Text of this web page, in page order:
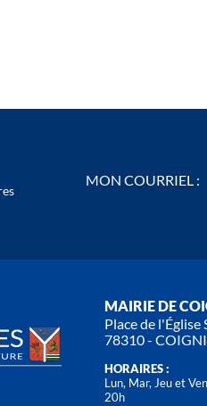
MON COURRIEL :
MAIRIE DE
Place de
78310 -
HORAIRES :
Lun, Mar, Jeu et
20h